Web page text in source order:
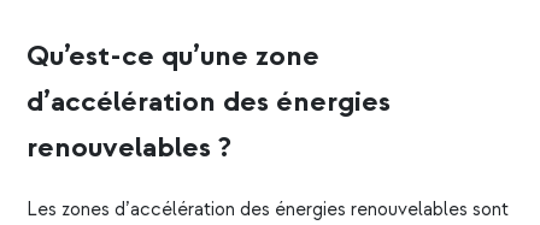
Qu’est-ce qu’une zone
d’accélération des énergies
renouvelables ?
Les zones d’accélération des énergies renouvelables sont